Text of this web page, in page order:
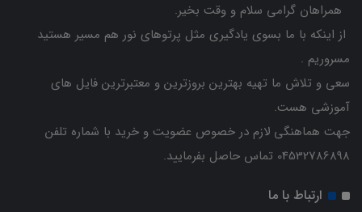
همراهان گرامی سلام و وقت بخیر.
از اینکه با ما بسوی یادگیری مثل پرتوهای نور هم مسیر هستید
مسروریم .
سعی و تلاش ما تهیه بهترین بروزترین و معتبرترین فایل های
آموزشی هست.
جهت هماهنگی لازم در خصوص عضویت و خرید با شماره تلفن
04532786898 تماس حاصل بفرمایید.
ارتباط با ما